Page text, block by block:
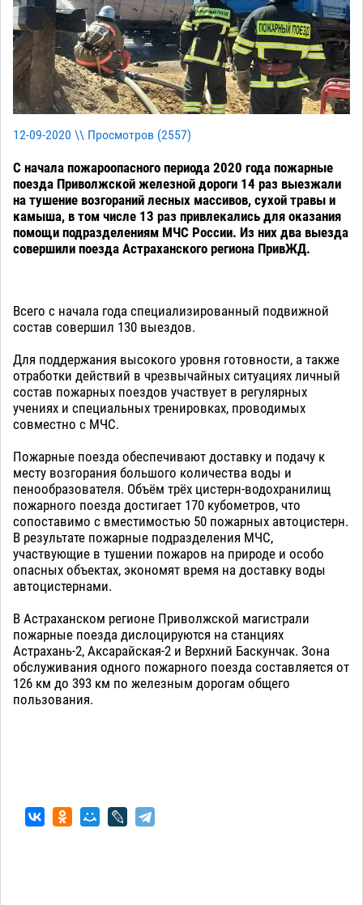
12-09-2020 \\ Просмотров (2557)
С начала пожароопасного периода 2020 года пожарные
поезда Приволжской железной дороги 14 раз выезжали
на тушение возгораний лесных массивов, сухой травы и
камыша, в том числе 13 раз привлекались для оказания
помощи подразделениям МЧС России. Из них два выезда
совершили поезда Астраханского региона ПривЖД.
Всего с начала года специализированный подвижной
состав совершил 130 выездов.
Для поддержания высокого уровня готовности, а также
отработки действий в чрезвычайных ситуациях личный
состав пожарных поездов участвует в регулярных
учениях и специальных тренировках, проводимых
совместно с МЧС.
Пожарные поезда обеспечивают доставку и подачу к
месту возгорания большого количества воды и
пенообразователя. Объём трёх цистерн-водохранилищ
пожарного поезда достигает 170 кубометров, что
сопоставимо с вместимостью 50 пожарных автоцистерн.
В результате пожарные подразделения МЧС,
участвующие в тушении пожаров на природе и особо
опасных объектах, экономят время на доставку воды
автоцистернами.
В Астраханском регионе Приволжской магистрали
пожарные поезда дислоцируются на станциях
Астрахань-2, Аксарайская-2 и Верхний Баскунчак. Зона
обслуживания одного пожарного поезда составляется от
126 км до 393 км по железным дорогам общего
пользования.